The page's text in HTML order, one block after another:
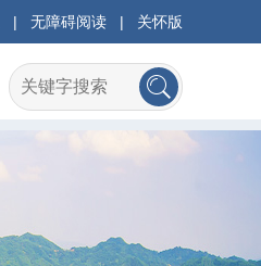
| 无障碍阅读 | 关怀版